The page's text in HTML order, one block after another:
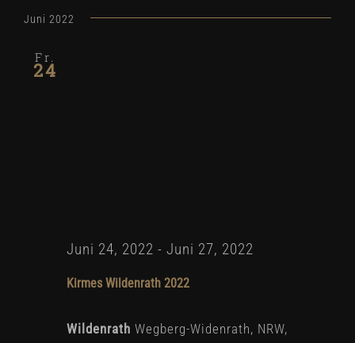
Juni 2022
Fr.
24
Kirmes Wildenrath 2022
Juni 24, 2022 - Juni 27, 2022
Wildenrath Wegberg-Widenrath, NRW,